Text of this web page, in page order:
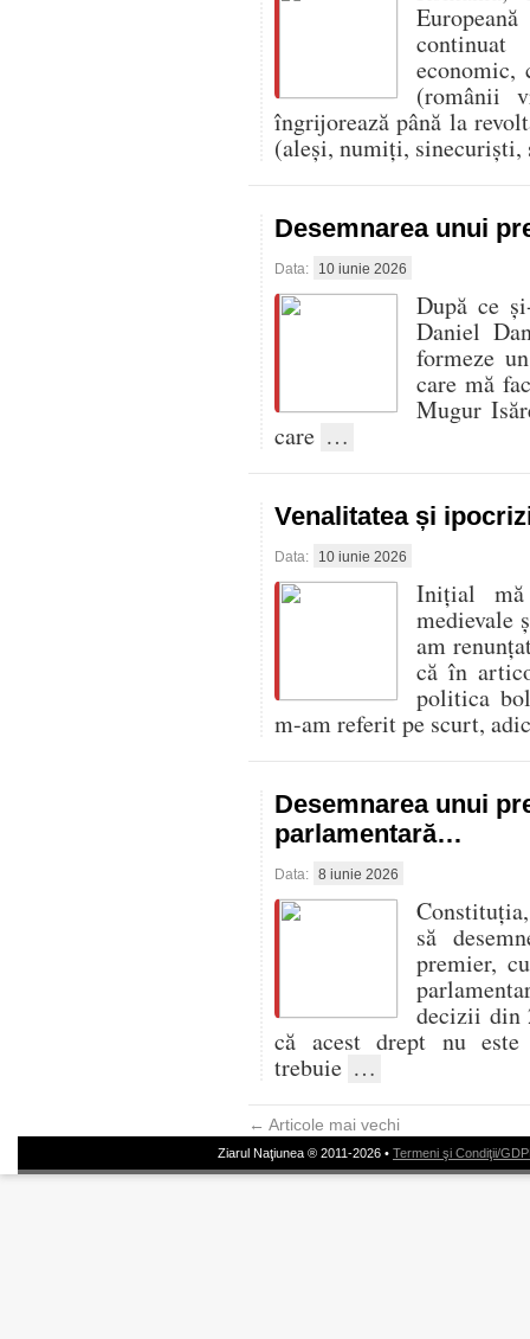
economic,
(românii
îngrijorează până la
(aleși, numiți,
Desemnarea unui
Data: 10 iunie 2026
După ce
Daniel
formeze
care mă
Mugur
care …
Venalitatea și
Data: 10 iunie 2026
Inițial
medievale
am
că în
politica
m-am referit pe scurt,
Desemnarea unui
parlamentară…
Data: 8 iunie 2026
să
premier,
decizii din
că acest drept nu este
trebuie …
← Articole mai vechi
Ziarul Naţiunea ® 2011-2026 • Termeni şi Condiţii/